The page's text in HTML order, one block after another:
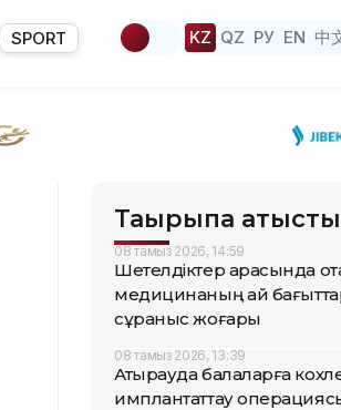
SPORT KZ QZ РУ EN 中
Тақырыпқа қатысты
08 тамыз 2026, 14:59
Шетелдіктер арасында
медицинаның қай
сұраныс жоғары
08 тамыз 2026, 13:39
Атырауда балаларға
имплантаттау